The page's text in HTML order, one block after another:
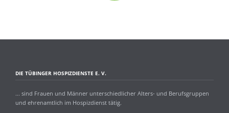
DIE TÜBINGER HOSPIZDIENSTE E. V.
... sind Frauen und Männer unterschiedlicher Alters- und Berufsgruppen
und ehrenamtlich im Hospizdienst tätig.